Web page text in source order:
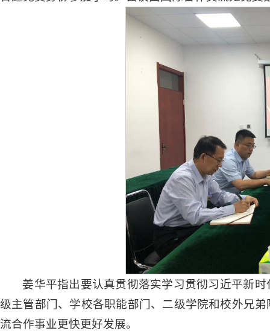
姜华平指出要认真贯彻落实学习贯彻习近平新
级主管部门、学校各职能部门、二级学院和校外兄
流合作事业更快更好发展。